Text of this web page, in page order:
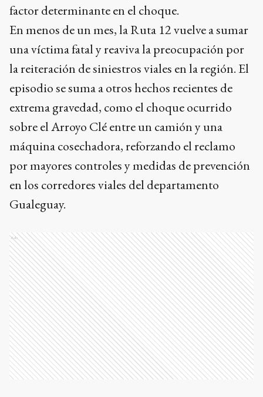
factor determinante en el choque.
En menos de un mes, la Ruta 12 vuelve a sumar
una víctima fatal y reaviva la preocupación por
la reiteración de siniestros viales en la región. El
episodio se suma a otros hechos recientes de
extrema gravedad, como el choque ocurrido
sobre el Arroyo Clé entre un camión y una
máquina cosechadora, reforzando el reclamo
por mayores controles y medidas de prevención
en los corredores viales del departamento
Gualeguay.
Ads